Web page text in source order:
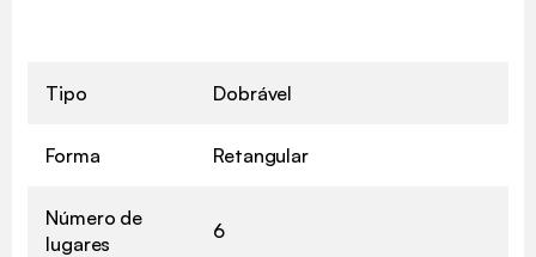
Tipo Dobrável
Forma Retangular
Número de
lugares
6